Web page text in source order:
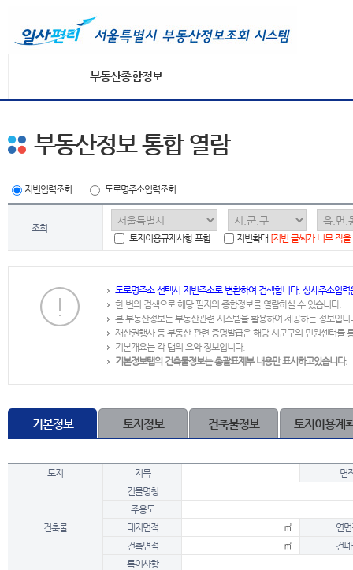
부동산종합정보
부동산정보 통합 열람
지번입력조회 도로명주소입력조회
조회
토지이용규제사항 포함
지번확대 [지번 글씨가 너무 작
도로명주소 선택시 지번주소로 변환하여 검색합니다. 상세주소입
한 번의 검색으로 해당 필지의 종합정보를 열람하실 수 있습니다.
본 부동산정보는 부동산관련 시스템을 활용하여 제공하는 정보입니
재산권행사 등 부동산 관련 증명발급은 해당 시군구의 민원센터를
기본개요는 각 탭의 요약 정보입니다.
기본정보탭의 건축물정보는 총괄표제부 내용만 표시하고있습니다.
기본정보 토지정보 건축물정보 토지이용계
토지 지목 면
건축물
건물명칭
주용도
대지면적
㎡
연
건축면적
㎡
건
특이사항